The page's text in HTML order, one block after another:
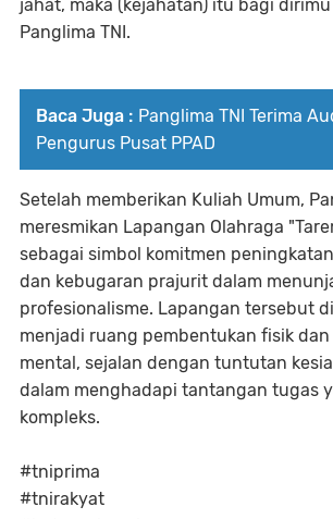
jahat, maka (kejahatan) itu bagi
Panglima TNI.
Baca Juga : Panglima TNI Terima
Pengurus Pusat PPAD
Setelah memberikan Kuliah Umum,
meresmikan Lapangan Olahraga
sebagai simbol komitmen
dan kebugaran prajurit dalam
profesionalisme. Lapangan tersebut
menjadi ruang pembentukan fisik dan
mental, sejalan dengan tuntutan
dalam menghadapi tantangan tugas
kompleks.
#tniprima
#tnirakyat